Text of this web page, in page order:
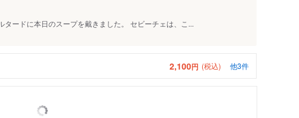
ードに本日のスープを戴きました。 セビーチェは、こ...
2,100円 (税込) 他3件